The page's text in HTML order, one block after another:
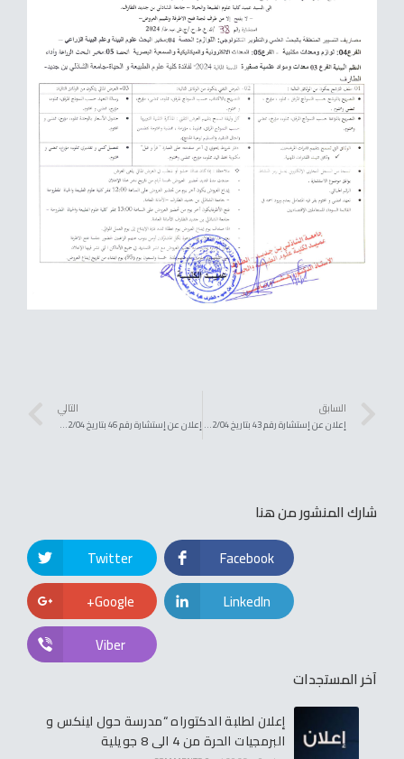
السابق
إعلان عن إستشارة رقم 43 بتاريخ 2024/12/04 كلية علوم الطبيعة و الحياة
التالي
إعلان عن إستشارة رقم 46 بتاريخ 2024/12/04 :كلية علوم الطبيعة و الحياة
شارك المنشور من هنا
Twitter
Facebook
Google+
LinkedIn
Viber
آخر المستجدات
إعلان لطلبة الدكتوراه “مدرسة حول لينكس و
البرمجيات الحرة من 4 الى 8 جويلية